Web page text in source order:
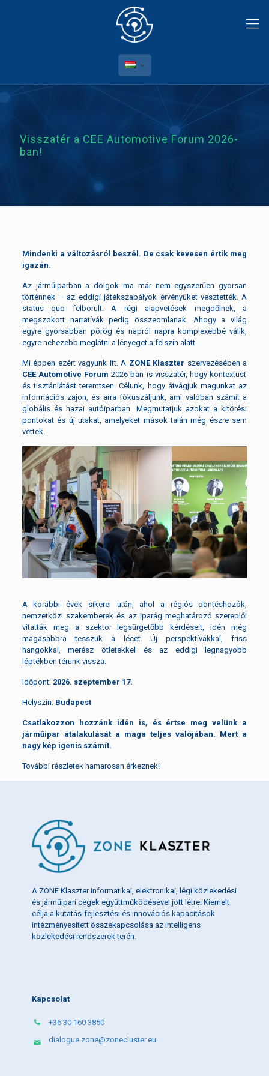
Visszatér a CEE Automotive Forum 2026-
ban!
Mindenki a változásról beszél. De csak kevesen értik meg
igazán.
Az járműiparban a dolgok ma már nem egyszerűen gyorsan
történnek – az eddigi játékszabályok érvényüket vesztették. A
status quo felborult. A régi alapvetések megdőlnek, a
megszokott narratívák pedig összeomlanak. Ahogy a világ
egyre gyorsabban pörög és napról napra komplexebbé válik,
egyre nehezebb meglátni a lényeget a felszín alatt.
Mi éppen ezért vagyunk itt. A ZONE Klaszter szervezésében a
CEE Automotive Forum 2026-ban is visszatér, hogy kontextust
és tisztánlátást teremtsen. Célunk, hogy átvágjuk magunkat az
információs zajon, és arra fókuszáljunk, ami valóban számít a
globális és hazai autóiparban. Megmutatjuk azokat a kitörési
pontokat és új utakat, amelyeket mások talán még észre sem
vettek.
A korábbi évek sikerei után, ahol a régiós döntéshozók,
nemzetközi szakemberek és az iparág meghatározó szereplői
vitatták meg a szektor legsürgetőbb kérdéseit, idén még
magasabbra tesszük a lécet. Új perspektívákkal, friss
hangokkal, merész ötletekkel és az eddigi legnagyobb
léptékben térünk vissza.
Időpont: 2026. szeptember 17.
Helyszín: Budapest
Csatlakozzon hozzánk idén is, és értse meg velünk a
járműipar átalakulását a maga teljes valójában. Mert a
nagy kép igenis számít.
További részletek hamarosan érkeznek!
A ZONE Klaszter informatikai, elektronikai, légi közlekedési
és járműipari cégek együttműködésével jött létre. Kiemelt
célja a kutatás-fejlesztési és innovációs kapacitások
intézményesített összekapcsolása az intelligens
közlekedési rendszerek terén.
Kapcsolat
+36 30 160 3850
dialogue.zone@zonecluster.eu